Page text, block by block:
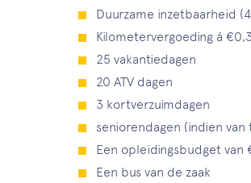
Duurzame inzetbaarheid
Kilometervergoeding á
25 vakantiedagen
20 ATV dagen
3 kortverzuimdagen
seniorendagen (indien van
Een opleidingsbudget van
Een bus van de zaak